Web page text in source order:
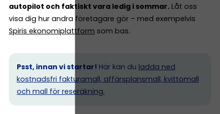
autopilot och faktiskt vara ledig i sommar. Låt oss
visa dig hur andra företagare gör – med exempelvis
Spiris ekonomiplattform som bas.
Psst, innan vi startar! Här kan du ladda ned
kostnadsfri fakturamall, affärsplansmall, kvittomall
och mall för reseräkning.